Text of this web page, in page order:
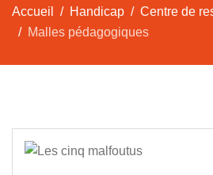
Accueil Handicap
Centre de
Malles pédagogiques